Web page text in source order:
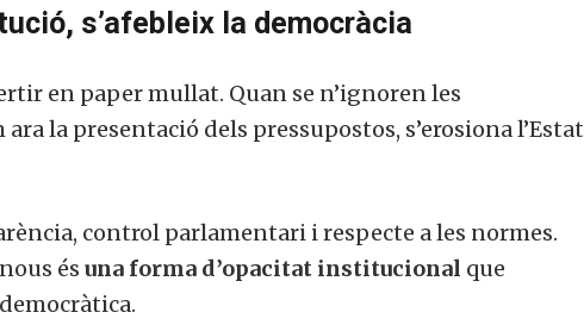
s’afebleix la democràcia
en paper mullat. Quan se n’ignoren les
la presentació dels pressupostos, s’erosiona l’Estat
control parlamentari i respecte a les normes.
és una forma d’opacitat institucional que